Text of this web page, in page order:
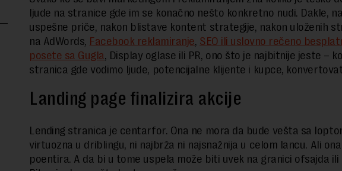
ljude na stranice gde im se konačno nešto konkretno nudi. Dakle,
uspešne priče, nakon blistave kontent strategije, nakon uloženih
na AdWords, Facebook reklamiranje, SEO ili uslovno rečeno
posete sa Gugla, Display oglase ili PR, ono što je najbitnije jeste –
stranica gde vodimo ljude, potencijalne klijente i kupce,
Landing page finalizira akcije
Lending stranica je centarfor. Ona ne mora da bude vešta sa
virtuozna u driblingu, ni najbrža ni najsnažnija u celom lancu. Ali
poentira. A da bi u tome uspela može biti uvek na granici ofsajda